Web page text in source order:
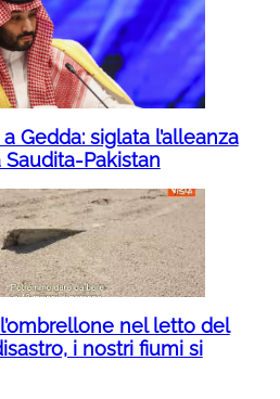
Gedda: siglata l’alleanza
Pakistan
nel letto del
i nostri fiumi si